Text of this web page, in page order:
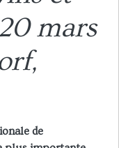
mars
de